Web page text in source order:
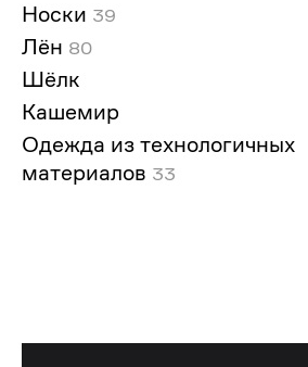
Носки 39
Лён 80
Шёлк
Кашемир
Одежда из технологичных
материалов 33